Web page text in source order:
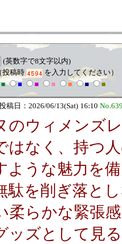
(英数字で8文字以内)
投稿時
を入力してください）
■ ■ ■ ■ ■ ■ ■
稿日：2026/06/13(Sat) 16:10
のウィメンズ
はなく、持つ
ような魅力を
駄を削ぎ落と
柔らかな緊張
ッズとして見